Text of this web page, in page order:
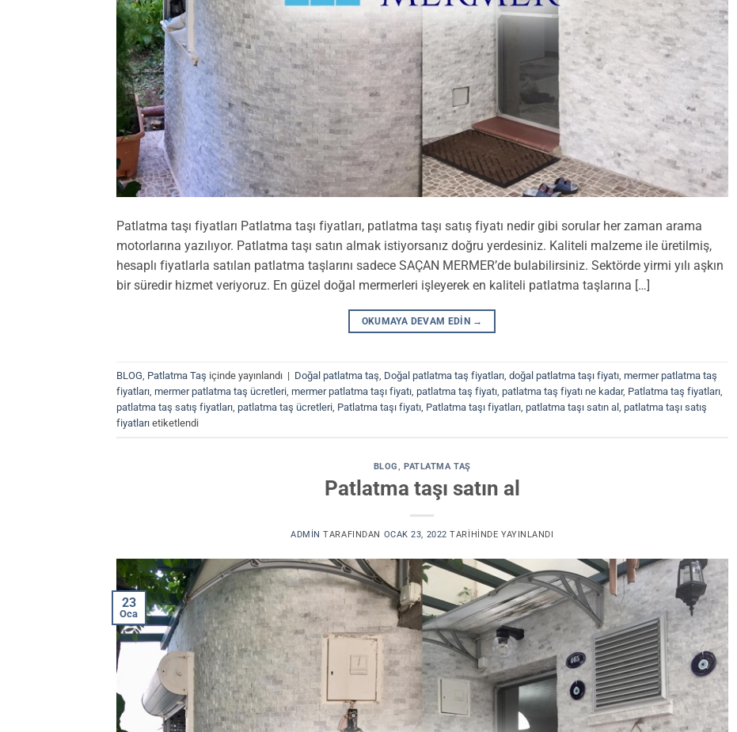
Patlatma taşı fiyatları Patlatma taşı fiyatları, patlatma taşı satış fiyatı nedir gibi sorular her zaman arama
motorlarına yazılıyor. Patlatma taşı satın almak istiyorsanız doğru yerdesiniz. Kaliteli malzeme ile üretilmiş,
hesaplı fiyatlarla satılan patlatma taşlarını sadece SAÇAN MERMER’de bulabilirsiniz. Sektörde yirmi yılı aşkın
bir süredir hizmet veriyoruz. En güzel doğal mermerleri işleyerek en kaliteli patlatma taşlarına […]
OKUMAYA DEVAM EDIN →
BLOG Patlatma Taş içinde yayınlandı | Doğal patlatma taş Doğal patlatma taş fiyatları doğal patlatma taşı fiyatı mermer patlatma taş
fiyatları mermer patlatma taş ücretleri mermer patlatma taşı fiyatı patlatma taş fiyatı patlatma taş fiyatı ne kadar, Patlatma taş fiyatları
patlatma taş satış fiyatları patlatma taş ücretleri Patlatma taşı fiyatı Patlatma taşı fiyatları patlatma taşı satın al patlatma taşı satış
fiyatları etiketlendi
BLOG, PATLATMA TAŞ
Patlatma taşı satın al
ADMIN TARAFINDAN OCAK 23, 2022 TARIHINDE YAYINLANDI
23
Oca